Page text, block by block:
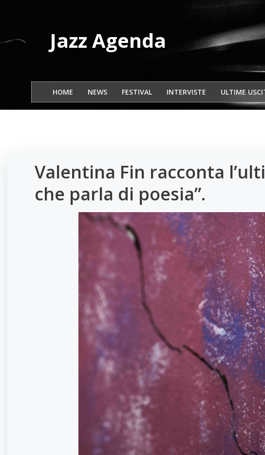
Jazz Agenda
HOME NEWS FESTIVAL INTERVISTE ULTIME
Valentina Fin racconta
che parla di poesia”.